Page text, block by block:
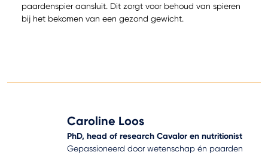
paardenspier aansluit. Dit zorgt voor behoud van spieren
bij het bekomen van een gezond gewicht.
Caroline Loos
PhD, head of research Cavalor en nutritionist
Gepassioneerd door wetenschap én paarden